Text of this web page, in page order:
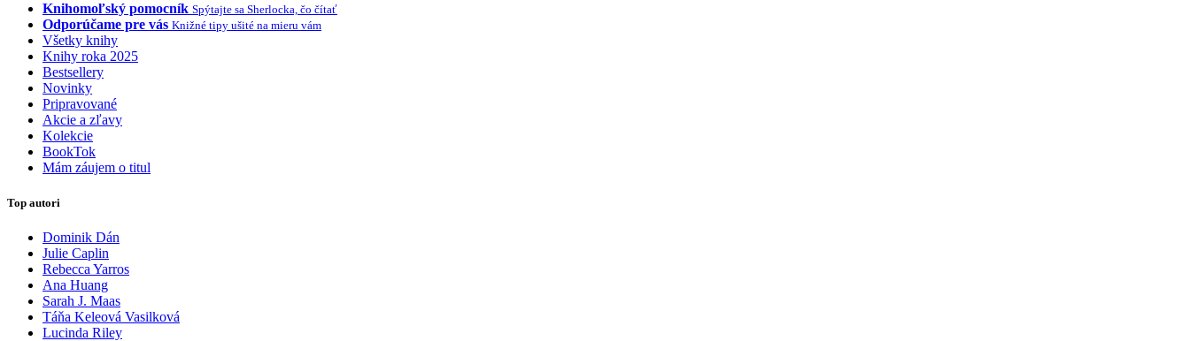
Knihomoľský pomocník Spýtajte sa Sherlocka, čo čítať
Odporúčame pre vás Knižné tipy ušité na mieru vám
Všetky knihy
Knihy roka 2025
Bestsellery
Novinky
Pripravované
Akcie a zľavy
Kolekcie
BookTok
Mám záujem o titul
Top autori
Dominik Dán
Julie Caplin
Rebecca Yarros
Ana Huang
Sarah J. Maas
Táňa Keleová Vasilková
Lucinda Riley